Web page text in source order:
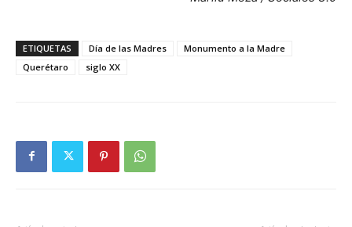
ETIQUETAS Día de las Madres
Monumento a la Madre
Querétaro
siglo XX